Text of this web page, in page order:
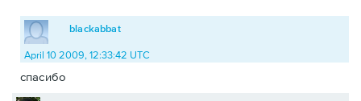
blackabbat
April 10 2009, 12:33:42 UTC
спасибо